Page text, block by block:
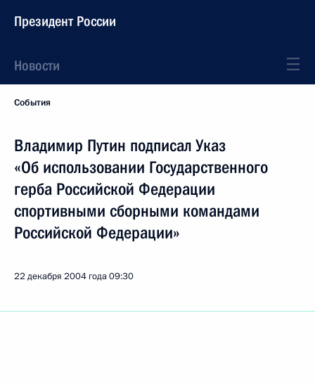
Президент России
Новости
События
Владимир Путин подписал Указ
«Об использовании Государственного
герба Российской Федерации
спортивными сборными командами
Российской Федерации»
22 декабря 2004 года09:30